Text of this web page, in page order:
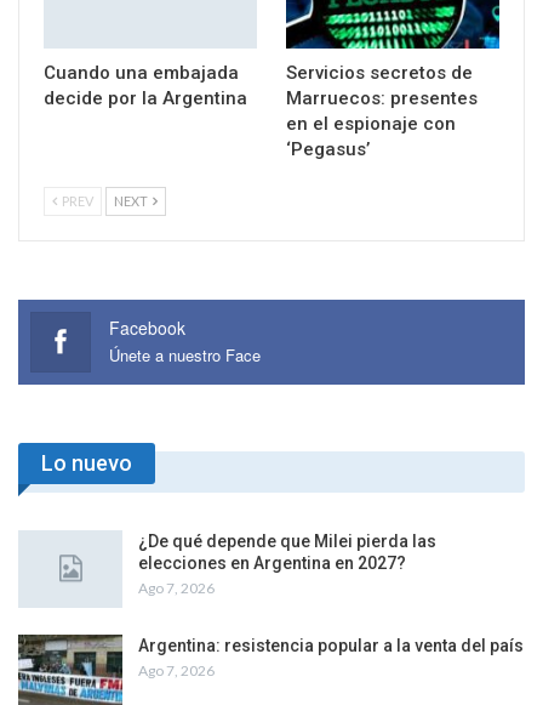
Cuando una embajada
decide por la Argentina
Servicios secretos de
Marruecos: presentes
en el espionaje con
‘Pegasus’
PREV NEXT
Facebook
Únete a nuestro Face
Lo nuevo
¿De qué depende que Milei pierda las
elecciones en Argentina en 2027?
Ago 7, 2026
Argentina: resistencia popular a la venta del país
Ago 7, 2026